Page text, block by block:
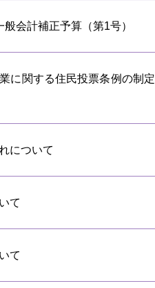
会計補正予算（第1号）
に関する住民投票条例の制定
について
て
て